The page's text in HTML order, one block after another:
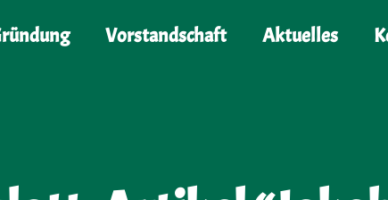
Vorstandschaft Aktuelles